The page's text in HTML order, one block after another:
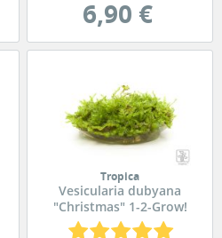
6,90 €
Tropica
Vesicularia dubyana
"Christmas" 1-2-Grow!